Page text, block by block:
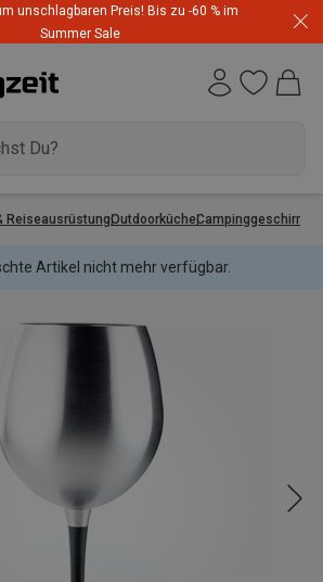
unschlagbaren Preis! Bis zu -60 % im
Summer Sale
ReiseausrüstungOutdoorkücheCampinggeschirr
Artikel nicht mehr verfügbar.